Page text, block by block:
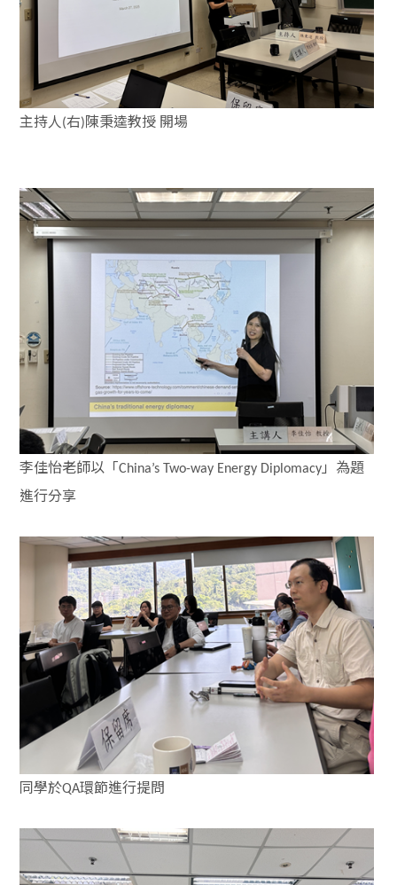
主持人(右)陳秉逵教授 開場
李佳怡老師以「China’s Two-way Energy Diplomacy 」為題
進行分享
同學於QA環節進行提問